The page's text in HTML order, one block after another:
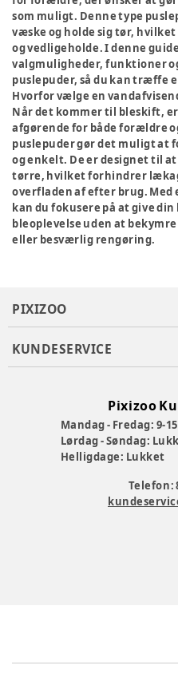
som muligt. Denne type
væske og holde sig tør,
og vedligeholde. I denne
valgmuligheder, funktioner
puslepuder, så du kan træffe
Hvorfor vælge en
Når det kommer til bleskift,
afgørende for både forældre
puslepuder gør det muligt
og enkelt. De er designet til
tørre, hvilket forhindrer
overfladen af efter brug. Med
kan du fokusere på at give
bleoplevelse uden at
eller besværlig rengøring.
PIXIZOO
KUNDESERVICE
Pixizoo
Mandag - Fredag: 9-
Lørdag - Søndag:
Helligdage: Lukket
Telefon: